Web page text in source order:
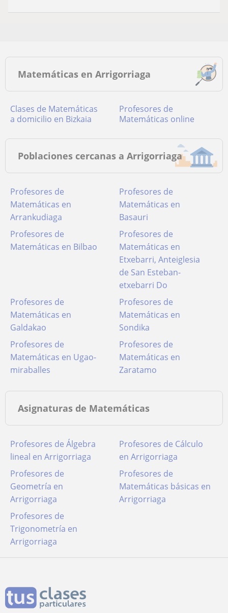
Matemáticas en Arrigorriaga
Clases de Matemáticas
a domicilio en Bizkaia
Profesores de
Matemáticas online
Poblaciones cercanas a Arrigorriaga
Profesores de
Matemáticas en
Arrankudiaga
Profesores de
Matemáticas en
Basauri
Profesores de
Matemáticas en Bilbao
Profesores de
Matemáticas en
Etxebarri, Anteiglesia
de San Esteban-
etxebarri Do
Profesores de
Matemáticas en
Galdakao
Profesores de
Matemáticas en
Sondika
Profesores de
Matemáticas en Ugao-
miraballes
Profesores de
Matemáticas en
Zaratamo
Asignaturas de Matemáticas
Profesores de Álgebra
lineal en Arrigorriaga
Profesores de Cálculo
en Arrigorriaga
Profesores de
Geometría en
Arrigorriaga
Profesores de
Matemáticas básicas en
Arrigorriaga
Profesores de
Trigonometría en
Arrigorriaga